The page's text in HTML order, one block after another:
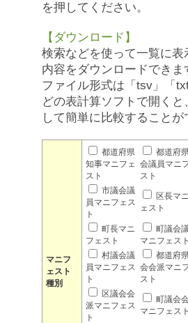
を押してください。
【ダウンロード】
検索などを使って一覧に表
内容をダウンロードできま
ファイル形式は「tsv」「
どの表計算ソフトで開くと
して簡単に比較することが
マニフ
ェスト
種別
都道府県
知事マニフェ
スト
都道府
会議員マニ
スト
市議会議
員マニフェス
ト
区長マ
ェスト
町長マニ
フェスト
町議会
マニフェスト
村議会議
員マニフェス
ト
都道府
会会派マニ
スト
区議会会
派マニフェス
ト
町議会
マニフェスト